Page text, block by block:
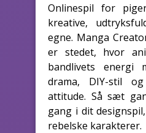
Onlinespil for
kreative,
egne. Manga
er stedet, hvor
bandlivets
drama, DIY-stil
attitude. Så sæt
gang i dit
rebelske karakterer.